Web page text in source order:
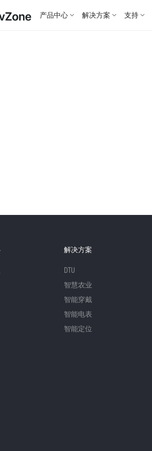
产品中心 解决方案 支持
解决方案
DTU
智慧农业
智能穿戴
智能电表
智能定位